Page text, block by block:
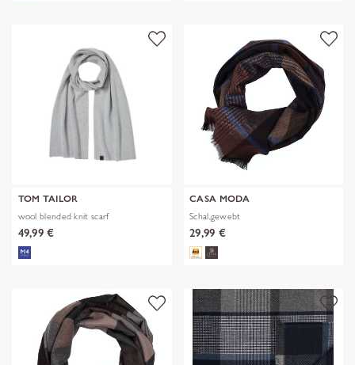
TOM TAILOR
wool blended knit scarf
49,99 €
CASA MODA
Schal,gewebt
29,99 €